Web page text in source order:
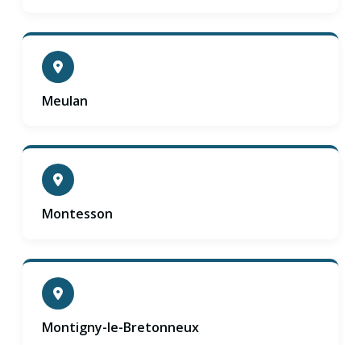
Meulan
Montesson
Montigny-le-Bretonneux